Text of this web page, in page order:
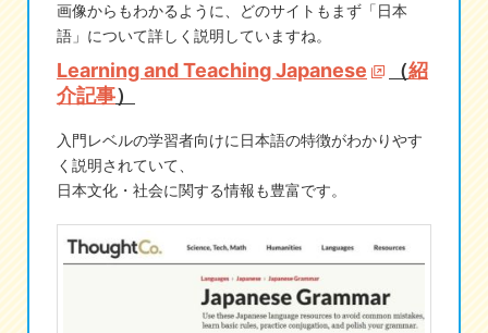
eな情報局
画像からもわかるように、どのサイトもまず「日本
語」について詳しく説明していますね。
Learning and Teaching Japanese （紹
介記事）
入門レベルの学習者向けに日本語の特徴がわかりやす
く説明されていて、
日本文化・社会に関する情報も豊富です。